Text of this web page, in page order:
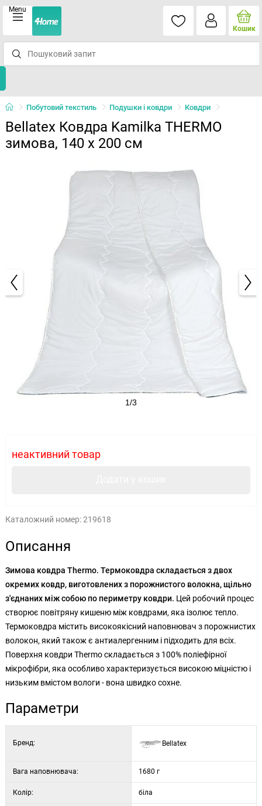
Menu
Кошик
Побутовий текстиль Подушки і ковдри Ковдри
Bellatex Ковдра Kamilka THERMO
зимова, 140 x 200 см
1/3
неактивний товар
Каталожний номер:219618
Описання
Зимова ковдра Thermo. Термоковдра складається з двох
окремих ковдр, виготовлених з порожнистого волокна, щільно
з'єднаних між собою по периметру ковдри. Цей робочий процес
створює повітряну кишеню між ковдрами, яка ізолює тепло.
Термоковдра містить високоякісний наповнювач з порожнистих
волокон, який також є антиалергенним і підходить для всіх.
Поверхня ковдри Thermo складається з 100% поліефірної
мікрофібри, яка особливо характеризується високою міцністю і
низьким вмістом вологи - вона швидко сохне.
Параметри
Бренд: Bellatex
Вага наповнювача: 1680 г
Колір: біла